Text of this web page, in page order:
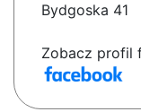
Bydgoska 41
Zobacz profil